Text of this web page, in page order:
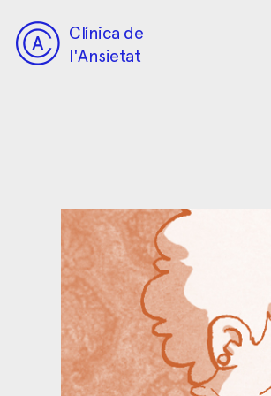
Clínica de
l'Ansietat